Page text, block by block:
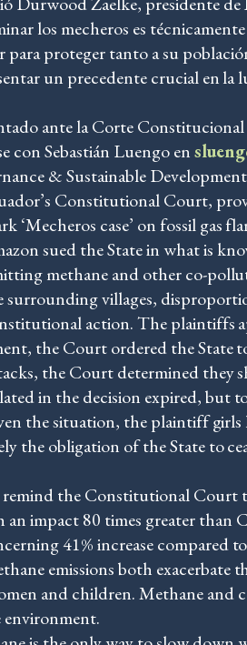
los mecheros es
proteger tanto a su
un precedente crucial en
ante la Corte Constitucional
con Sebastián Luengo en
& Sustainable
Constitutional Court,
‘Mecheros case’ on fossil gas
sued the State in what is
methane and other co-
surrounding villages,
action. The plaintiffs
the Court ordered the State
the Court determined they
in the decision expired, but
the situation, the plaintiff
the obligation of the State to
the Constitutional
impact 80 times greater
41% increase compared
emissions both exacerbate
and children. Methane
environment.